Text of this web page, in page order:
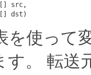
src,
dst)
を使って
。
転送